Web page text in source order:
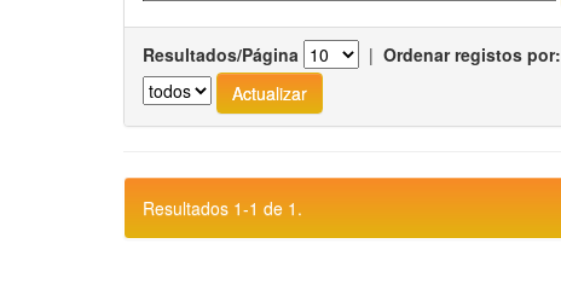
Resultados/Página | Ordenar registos por:
Resultados 1-1 de 1.